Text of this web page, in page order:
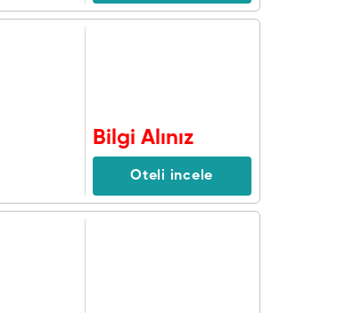
Bilgi Alınız
Oteli incele